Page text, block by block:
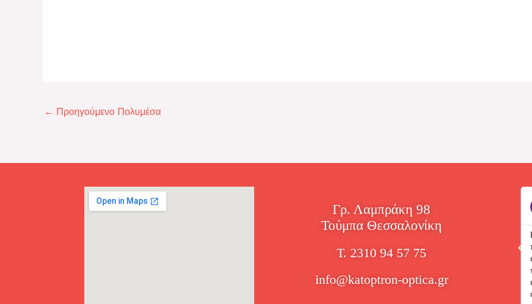
← Προηγούμενο Πολυμέσα
Γρ. Λαμπράκη 98
Τούμπα Θεσσαλονίκη
Τ. 2310 94 57 75
info@katoptron-optica.gr
John Doe
 